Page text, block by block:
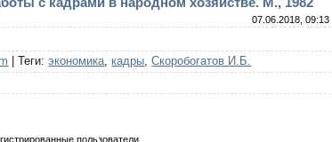
07.06.2018, 09:13
|Теги:экономика, кадры,Скоробогатов И.Б.
пользователи.